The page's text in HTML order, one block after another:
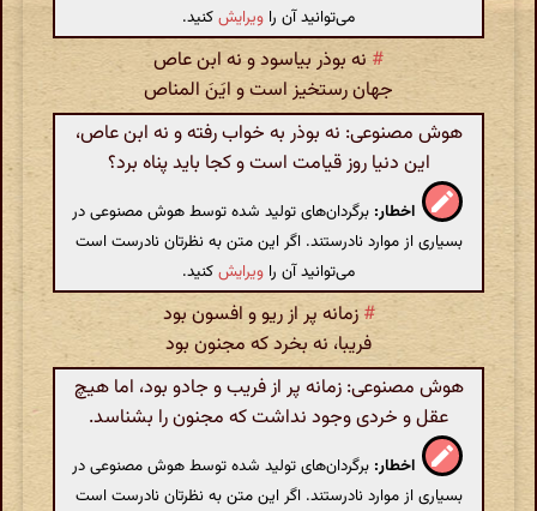
می‌توانید آن را ویرایشکنید.
# نه بوذر بیاسود و نه ابن عاص
جهان رستخیز است و ایَنَ المناص
هوش مصنوعی: نه بوذر به خواب رفته و نه ابن عاص،
این دنیا روز قیامت است و کجا باید پناه برد؟
اخطار: برگردان‌های تولید شده توسط هوش مصنوعی در
بسیاری از موارد نادرستند. اگر این متن به نظرتان نادرست است
می‌توانید آن را ویرایشکنید.
# زمانه پر از ریو و افسون بود
فریبا، نه بخرد که مجنون بود
هوش مصنوعی: زمانه پر از فریب و جادو بود، اما هیچ
عقل و خردی وجود نداشت که مجنون را بشناسد.
اخطار: برگردان‌های تولید شده توسط هوش مصنوعی در
بسیاری از موارد نادرستند. اگر این متن به نظرتان نادرست است